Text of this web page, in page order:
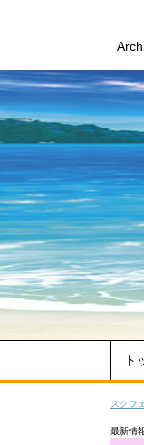
ト
スクフ
最新情